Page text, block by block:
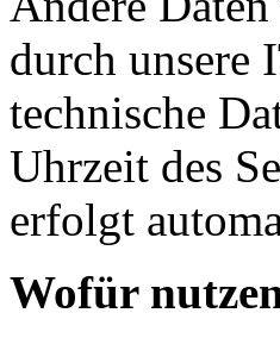
durch unsere
technische
Uhrzeit des
erfolgt
Wofür